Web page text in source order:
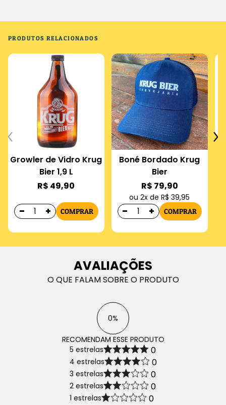
PRODUTOS RELACIONADOS
Growler de Vidro Krug
Bier 1,9 L
R$ 49,90
COMPRAR
Boné Bordado Krug
Bier
R$ 79,90
ou 2x de R$ 39,95
COMPRAR
AVALIAÇÕES
O QUE FALAM SOBRE O PRODUTO
0%
RECOMENDAM ESSE PRODUTO
5 estrelas
0
4 estrelas 0
3 estrelas 0
2 estrelas 0
1 estrelas 0